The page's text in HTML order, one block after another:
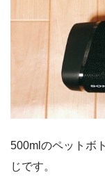
500mlのペットボ
じです。